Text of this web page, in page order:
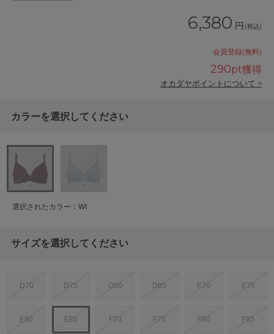
6,380 円 (税込)
会員登録(無料)
290pt獲得
オカダヤポイントについて >
カラーを選択してください
選択されたカラー：WI
サイズを選択してください
D70 D75 D80 D85 E70 E75
E80 E85 F70 F75 F80 F85